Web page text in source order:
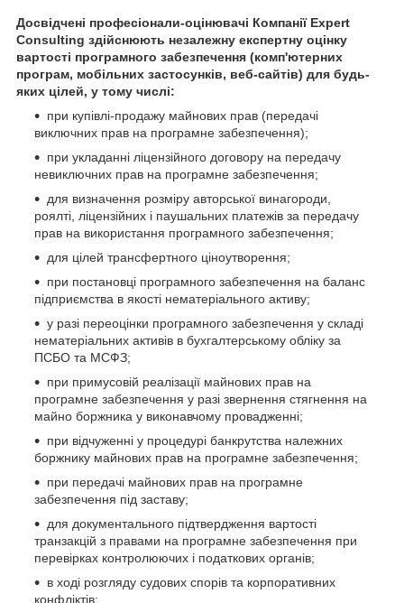
Досвідчені професіонали-оцінювачі Компанії Expert
Consulting здійснюють незалежну експертну оцінку
вартості програмного забезпечення (комп'ютерних
програм, мобільних застосунків, веб-сайтів) для будь-
яких цілей, у тому числі:
при купівлі-продажу майнових прав (передачі
виключних прав на програмне забезпечення);
при укладанні ліцензійного договору на передачу
невиключних прав на програмне забезпечення;
для визначення розміру авторської винагороди,
роялті, ліцензійних і паушальних платежів за передачу
прав на використання програмного забезпечення;
для цілей трансфертного ціноутворення;
при постановці програмного забезпечення на баланс
підприємства в якості нематеріального активу;
у разі переоцінки програмного забезпечення у складі
нематеріальних активів в бухгалтерському обліку за
ПСБО та МСФЗ;
при примусовій реалізації майнових прав на
програмне забезпечення у разі звернення стягнення на
майно боржника у виконавчому провадженні;
при відчуженні у процедурі банкрутства належних
боржнику майнових прав на програмне забезпечення;
при передачі майнових прав на програмне
забезпечення під заставу;
для документального підтвердження вартості
транзакцій з правами на програмне забезпечення при
перевірках контролюючих і податкових органів;
в ході розгляду судових спорів та корпоративних
конфліктів;